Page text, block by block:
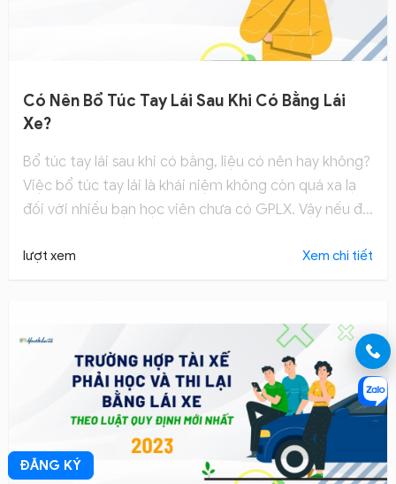
Có Nên Bổ Túc Tay Lái Sau Khi Có Bằng Lái
Xe?
Bổ túc tay lái sau khi có bằng, liệu có nên hay không?
Việc bổ túc tay lái là khái niệm không còn quá xa lạ
đối với nhiều bạn học viên chưa có GPLX. Vậy nếu đã
lượt xem Xem chi tiết
ĐĂNG KÝ